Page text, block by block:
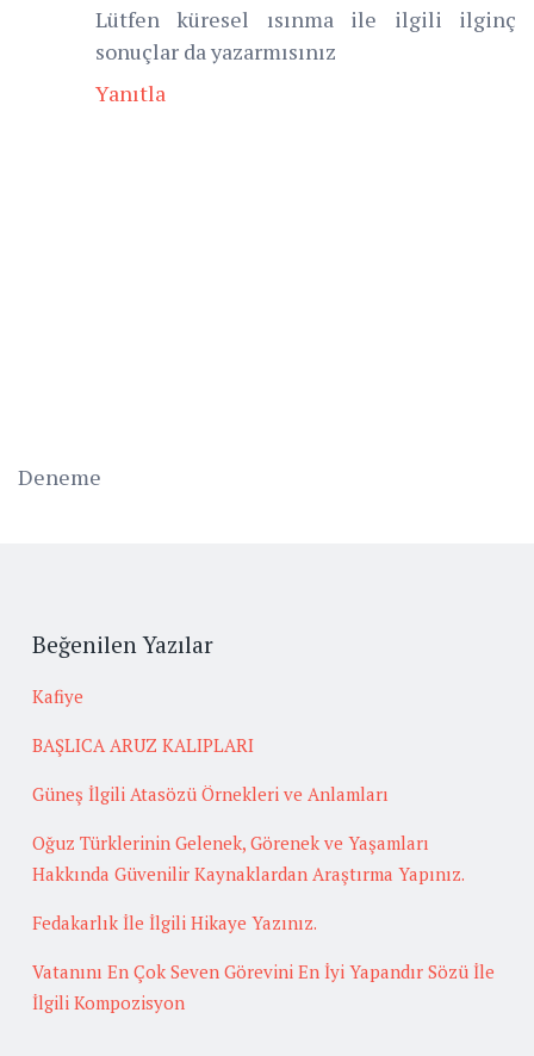
Lütfen küresel ısınma ile ilgili ilginç
sonuçlar da yazarmısınız
Yanıtla
Deneme
Beğenilen Yazılar
Kafiye
BAŞLICA ARUZ KALIPLARI
Güneş İlgili Atasözü Örnekleri ve Anlamları
Oğuz Türklerinin Gelenek, Görenek ve Yaşamları
Hakkında Güvenilir Kaynaklardan Araştırma Yapınız.
Fedakarlık İle İlgili Hikaye Yazınız.
Vatanını En Çok Seven Görevini En İyi Yapandır Sözü İle
İlgili Kompozisyon